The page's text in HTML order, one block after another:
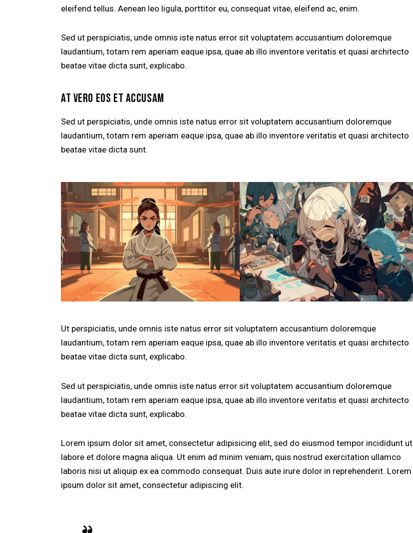
eleifend tellus. Aenean leo ligula, porttitor eu, consequat vitae, eleifend ac, enim.
Sed ut perspiciatis, unde omnis iste natus error sit voluptatem accusantium doloremque
laudantium, totam rem aperiam eaque ipsa, quae ab illo inventore veritatis et quasi architecto
beatae vitae dicta sunt, explicabo.
AT VERO EOS ET ACCUSAM
Sed ut perspiciatis, unde omnis iste natus error sit voluptatem accusantium doloremque
laudantium, totam rem aperiam eaque ipsa, quae ab illo inventore veritatis et quasi architecto
beatae vitae dicta sunt.
Ut perspiciatis, unde omnis iste natus error sit voluptatem accusantium doloremque
laudantium, totam rem aperiam eaque ipsa, quae ab illo inventore veritatis et quasi architecto
beatae vitae dicta sunt, explicabo.
Sed ut perspiciatis, unde omnis iste natus error sit voluptatem accusantium doloremque
laudantium, totam rem aperiam eaque ipsa, quae ab illo inventore veritatis et quasi architecto
beatae vitae dicta sunt, explicabo.
Lorem ipsum dolor sit amet, consectetur adipisicing elit, sed do eiusmod tempor incididunt ut
labore et dolore magna aliqua. Ut enim ad minim veniam, quis nostrud exercitation ullamco
laboris nisi ut aliquip ex ea commodo consequat. Duis aute irure dolor in reprehenderit. Lorem
ipsum dolor sit amet, consectetur adipiscing elit.